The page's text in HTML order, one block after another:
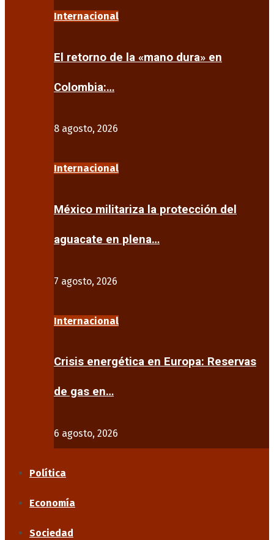
Internacional
El retorno de la «mano dura» en
Colombia:…
8 agosto, 2026
Internacional
México militariza la protección del
aguacate en plena…
7 agosto, 2026
Internacional
Crisis energética en Europa: Reservas
de gas en…
6 agosto, 2026
Política
Economía
Sociedad